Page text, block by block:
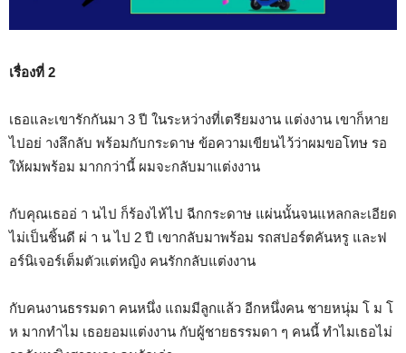
เรื่องที่ 2
เธอและเขารักกันมา 3 ปี ในระหว่างที่เตรียมงาน แต่งงาน เขาก็หาย
ไปอย่ างลึกลับ พร้อมกับกระดาษ ข้อความเขียนไว้ว่าผมขอโทษ รอ
ให้ผมพร้อม มากกว่านี้ ผมจะกลับมาแต่งงาน
กับคุณเธออ่ า นไป ก็ร้องไห้ไป ฉีกกระดาษ แผ่นนั้นจนแหลกละเอียด
ไม่เป็นชิ้นดี ผ่ า น ไป 2 ปี เขากลับมาพร้อม รถสปอร์ตคันหรู และฟ
อร์นิเจอร์เต็มตัวแต่หญิง คนรักกลับแต่งงาน
กับคนงานธรรมดา คนหนึ่ง แถมมีลูกแล้ว อีกหนึ่งคน ชายหนุ่ม โ ม โ
ห มากทำไม เธอยอมแต่งงาน กับผู้ชายธรรมดา ๆ คนนี้ ทำไมเธอไม่